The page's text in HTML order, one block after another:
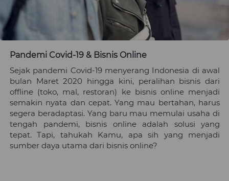
Pandemi Covid-19 & Bisnis Online
Sejak pandemi Covid-19 menyerang Indonesia di awal
bulan Maret 2020 hingga kini, peralihan bisnis dari
offline (toko, mal, restoran) ke bisnis online menjadi
semakin nyata dan cepat. Yang mau bertahan, harus
segera beradaptasi. Yang baru mau memulai usaha di
tengah pandemi, bisnis online adalah solusi yang
tepat. Tapi, tahukah Kamu, apa sih yang menjadi
sumber daya utama dari bisnis online?